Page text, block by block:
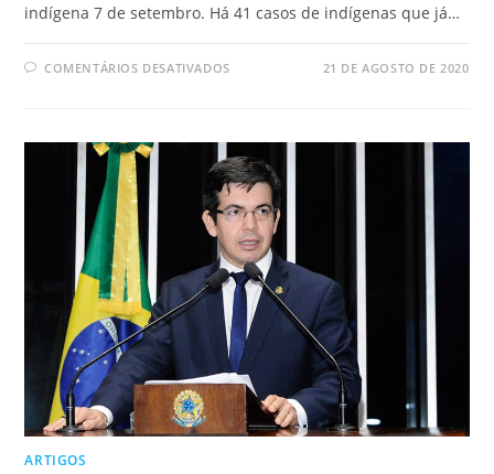
indígena 7 de setembro. Há 41 casos de indígenas que já…
COMENTÁRIOS DESATIVADOS 21 DE AGOSTO DE 2020
ARTIGOS